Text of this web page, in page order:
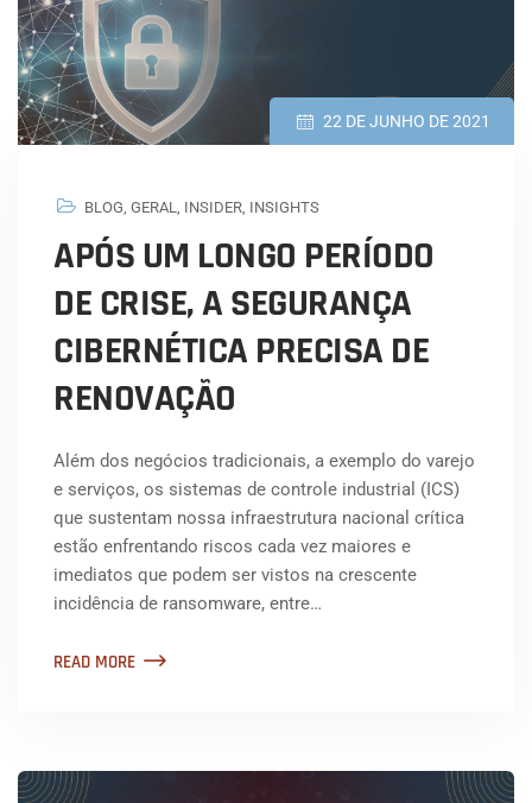
22 DE JUNHO DE 2021
BLOG, GERAL, INSIDER, INSIGHTS
APÓS UM LONGO PERÍODO
DE CRISE, A SEGURANÇA
CIBERNÉTICA PRECISA DE
RENOVAÇÃO
Além dos negócios tradicionais, a exemplo do varejo
e serviços, os sistemas de controle industrial (ICS)
que sustentam nossa infraestrutura nacional crítica
estão enfrentando riscos cada vez maiores e
imediatos que podem ser vistos na crescente
incidência de ransomware, entre…
READ MORE